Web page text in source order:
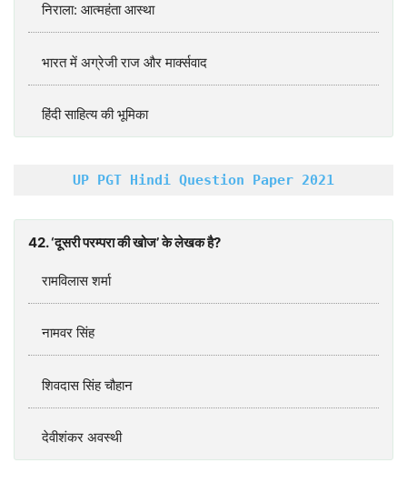
निराला: आत्‍महंता आस्‍था
भारत में अग्रेजी राज और मार्क्‍सवाद
हिंदी साहित्‍य की भूमिका
UP PGT Hindi Question Paper 2021
42. ‘दूसरी परम्‍परा की खोज’ के लेखक है?
रामविलास शर्मा
नामवर सिंह
शिवदास सिंह चौहान
देवीशंकर अवस्‍थी